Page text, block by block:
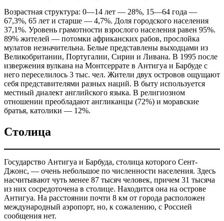
Возрастная структура: 0—14 лет — 28%, 15—64 года —
67,3%, 65 лет и старше — 4,7%. Доля городского населения
37,1%. Уровень грамотности взрослого населения равен 95%.
89% жителей — потомки африканских рабов, прослойка
мулатов незначительна. Белые представлены выходцами из
Великобритании, Португалии, Сирии и Ливана. В 1995 после
извержения вулкана на Монтсеррате в Антигуа и Барбуде с
него переселилось 3 тыс. чел. Жители двух островов ощущают
себя представителями разных наций. В быту используется
местный диалект английского языка. В религиозном
отношении преобладают англиканцы (72%) и моравские
братья, католики — 12%.
Столица
Государство Антигуа и Барбуда, столица которого Сент-
Джонс, — очень небольшое по численности населения. Здесь
насчитывают чуть менее 87 тысяч человек, причем 31 тысяча
из них сосредоточена в столице. Находится она на острове
Антигуа. На расстоянии почти 8 км от города расположен
международный аэропорт, но, к сожалению, с Россией
сообщения нет.